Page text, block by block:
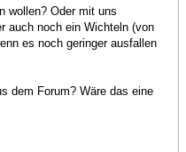
wollen? Oder mit uns
auch noch ein Wichteln (von
es noch geringer ausfallen
dem Forum? Wäre das eine